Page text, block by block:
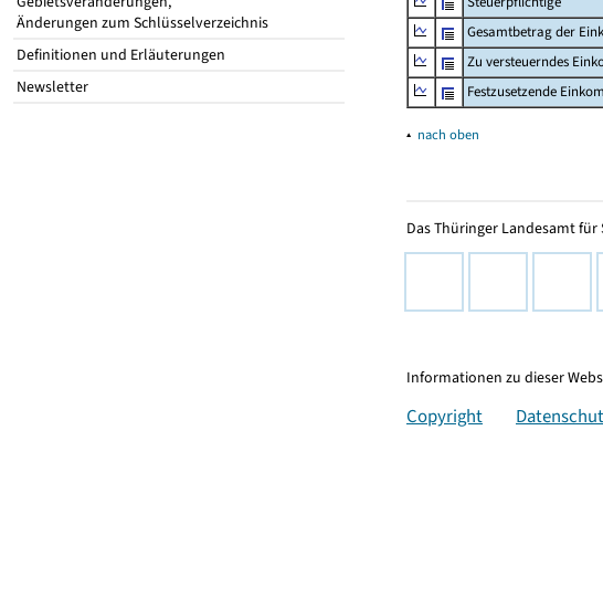
Änderungen zum Schlüsselverzeichnis
Definitionen und Erläuterungen
Newsletter
Gesamtbetrag der
Zu versteuerndes
Festzusetzende
▴ nach oben
Das Thüringer Landesamt
Informationen zu dieser
Copyright